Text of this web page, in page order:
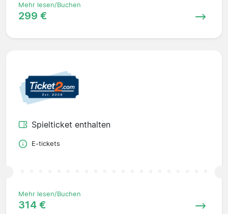
Mehr lesen/Buchen
299 €
Spielticket enthalten
E-tickets
Mehr lesen/Buchen
314 €